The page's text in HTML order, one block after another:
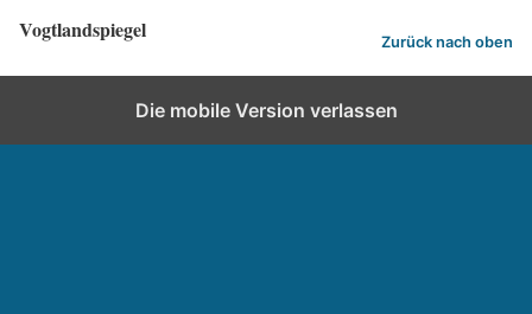
Vogtlandspiegel Zurück nach oben
Die mobile Version verlassen